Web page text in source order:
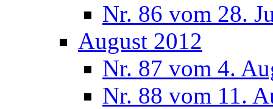
Nr. 86 vom 28.
August 2012
Nr. 87 vom 4.
Nr. 88 vom 11.